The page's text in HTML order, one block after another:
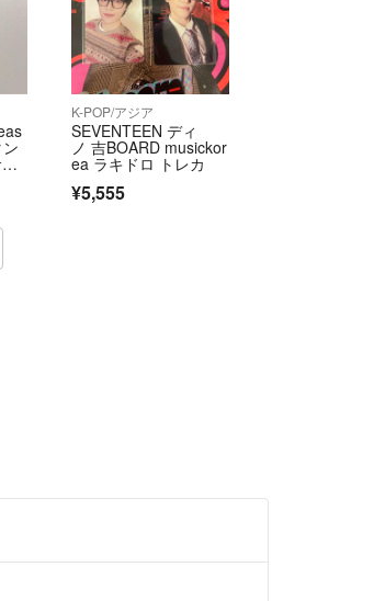
K-POP/アジア
SEVENTEEN ディ
ノ 吉BOARD musickor
ea ラキドロ トレカ
¥5,555